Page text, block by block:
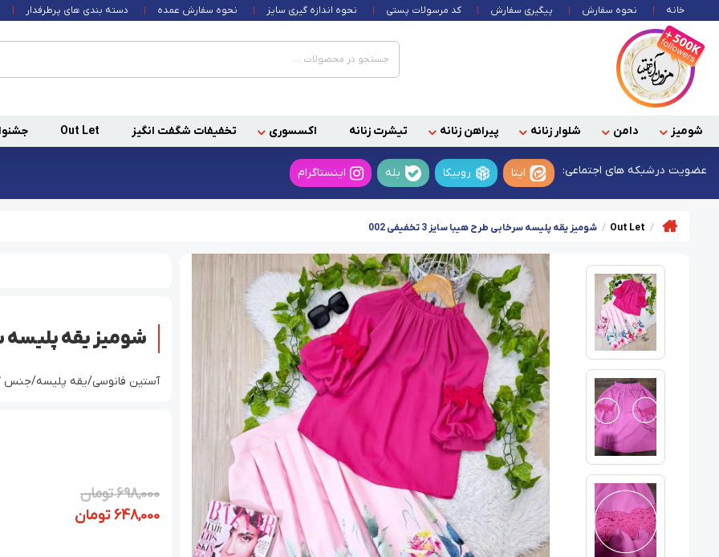
خانه نحوه سفارش پیگیری سفارش کد مرسولات پستی نحوه اندازه گیری سایز نحوه سفارش عمده دسته بندی های پرطرفدار
شومیز دامن شلوار زنانه پیراهن زنانه تیشرت زنانه اکسسوری تخفیفات شگفت انگیز Out Let
عضویت درشبکه های اجتماعی: ایتا روبیکا بله اینستاگرام
Out Let شومیز یقه پلیسه سرخابی طرح هیبا سایز 3 تخفیفی 002
شومیز یقه پلیسه
آستین فانوسی/یقه پلیسه/جنس کرپ
698,000تومان
648,000تومان